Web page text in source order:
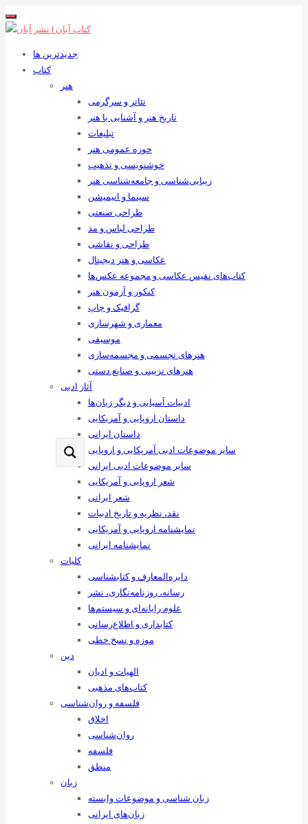
جدیدترین ها
کتاب
هنر
تئاتر و سرگرمی
تاریخ هنر و آشنایی با هنر
تبلیغات
حوزه عمومی هنر
خوشنویسی و تذهیب
زیبایی‌شناسی و جامعه‌شناسی هنر
سینما و انیمیشن
طراحی صنعتی
طراحی لباس و مد
طراحی و نقاشی
عکاسی و هنر دیجیتال
کتاب‌های نفیس عکاسی و مجموعه عکس‌ها
کنکور و آزمون هنر
گرافیک و چاپ
معماری و شهرسازی
موسیقی
هنرهای ‌تجسمی و مجسمه‌سازی
هنرهای تزیینی و صنایع ‌دستی
آثار ادبی
ادبیات آسیایی و دیگر زبان‌ها
داستان اروپایی و آمریکایی
داستان ایرانی
سایر موضوعات ادبی آمریکایی و اروپایی
سایر موضوعات ادبی ایرانی
شعر اروپایی و آمریکایی
شعر ایرانی
نقد، نظریه و تاریخ ادبیات
نمایشنامه اروپایی و آمریکایی
نمایشنامه ایرانی
کلیات
دایره‌المعارف و کتابشناسی
رسانه‌، روزنامه‌نگاری، نشر
علوم رایانه‌ای و سیستم‌ها
کتابداری و اطلاع‌رسانی
موزه و نسخ خطی
دین
الهیات و ادیان
کتاب‌های مذهبی
فلسفه و روان‌شناسی
اخلاق
روان‌شناسی
فلسفه
منطق
زبان
زبان ‌شناسی و موضوعات وابسته
زبان‌های ایرانی